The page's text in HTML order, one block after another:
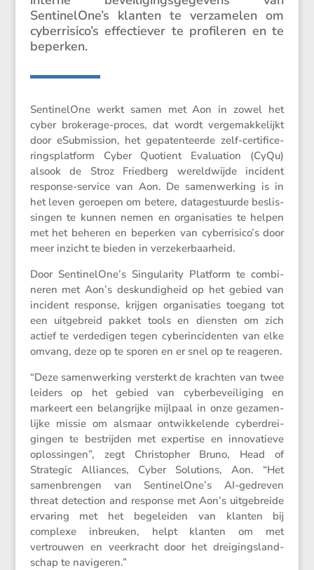
SentinelOne’s klanten te verza­melen om
cyberrisico’s effec­tiever te profi­leren en te
beperken.
Senti­ne­lOne werkt samen met Aon in zowel het
cyber brokerage-proces, dat wordt verge­mak­ke­lijkt
door eSubmis­sion, het gepaten­teerde zelf-certi­fi­ce­
rings­plat­form Cyber Quotient Evalu­a­tion (CyQu)
alsook de Stroz Fried­berg wereld­wijde incident
response-service van Aon. De samen­wer­king is in
het leven geroepen om betere, datage­stuurde beslis­
singen te kunnen nemen en organi­sa­ties te helpen
met het beheren en beperken van cyberrisico’s door
meer inzicht te bieden in verzekerbaarheid.
Door SentinelOne’s Singu­la­rity Platform te combi­
neren met Aon’s deskun­dig­heid op het gebied van
incident response, krijgen organi­sa­ties toegang tot
een uitge­breid pakket tools en diensten om zich
actief te verde­digen tegen cyberin­ci­denten van elke
omvang, deze op te sporen en er snel op te reageren.
“Deze samen­wer­king versterkt de krachten van twee
leiders op het gebied van cyber­be­vei­li­ging en
markeert een belang­rijke mijlpaal in onze gezamen­
lijke missie om alsmaar ontwik­ke­lende cyber­drei­
gingen te bestrijden met exper­tise en innova­tieve
oplos­singen”, zegt Chris­topher Bruno, Head of
Strategic Alliances, Cyber Solutions, Aon. “Het
samen­brengen van SentinelOne’s AI-gedreven
threat detec­tion and response met Aon’s uitge­breide
ervaring met het begeleiden van klanten bij
complexe inbreuken, helpt klanten om met
vertrouwen en veerkracht door het dreigings­land­
schap te navigeren.”